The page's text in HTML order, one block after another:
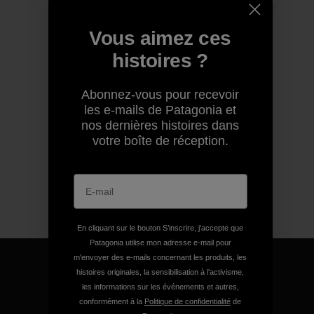
Vous aimez ces
histoires ?
Abonnez-vous pour recevoir
les e-mails de Patagonia et
nos dernières histoires dans
votre boîte de réception.
En cliquant sur le bouton S’inscrire, j'accepte que
Patagonia utilise mon adresse e-mail pour
m'envoyer des e-mails concernant les produits, les
histoires originales, la sensibilisation à l'activisme,
les informations sur les événements et autres,
conformément à la Politique de confidentialité de